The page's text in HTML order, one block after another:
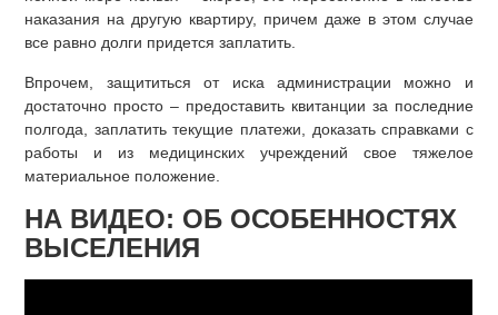
наказания на другую квартиру, причем даже в этом случае
все равно долги придется заплатить.
Впрочем, защититься от иска администрации можно и
достаточно просто – предоставить квитанции за последние
полгода, заплатить текущие платежи, доказать справками с
работы и из медицинских учреждений свое тяжелое
материальное положение.
НА ВИДЕО: ОБ ОСОБЕННОСТЯХ
ВЫСЕЛЕНИЯ